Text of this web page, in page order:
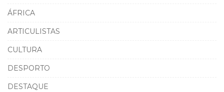
ÁFRICA
ARTICULISTAS
CULTURA
DESPORTO
DESTAQUE